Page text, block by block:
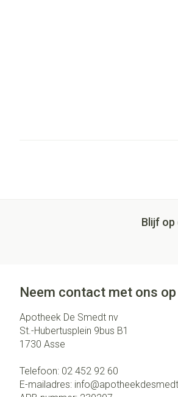
Blijf
Neem contact met ons op
Apotheek De Smedt nv
St.-Hubertusplein 9bus B1
1730 Asse
Telefoon: 02 452 92 60
E-mailadres: info@